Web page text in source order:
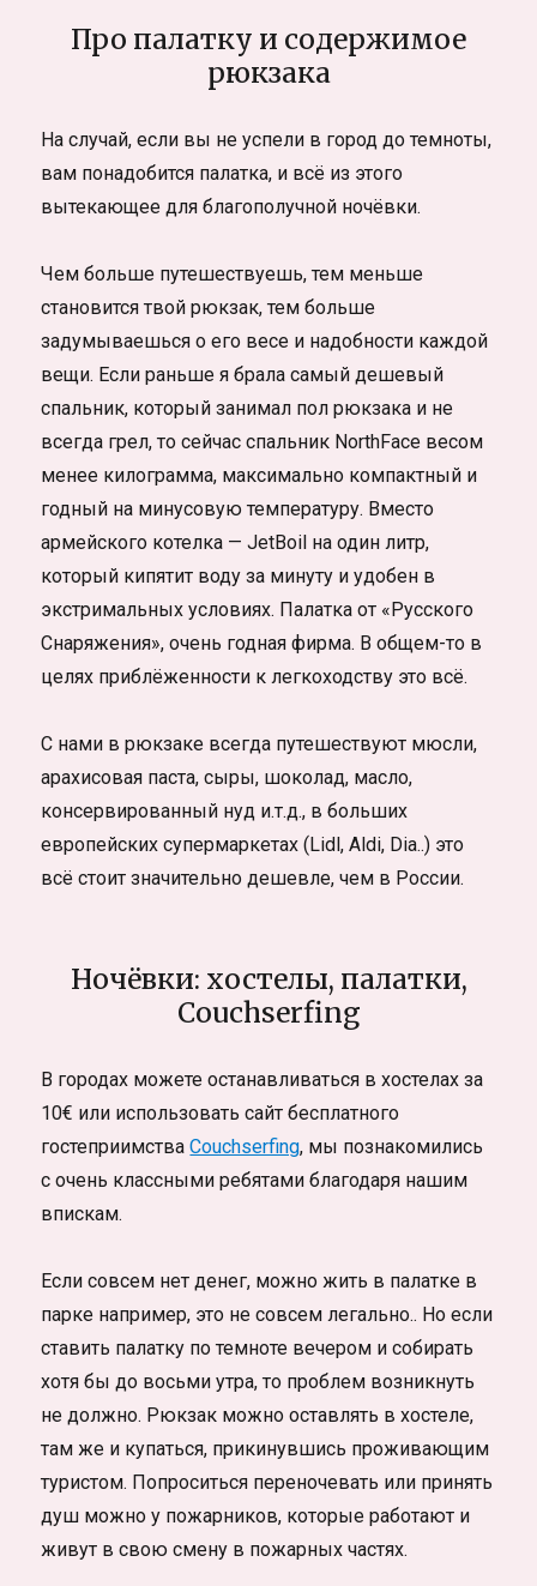
Про палатку и содержимое
рюкзака
На случай, если вы не успели в город до темноты,
вам понадобится палатка, и всё из этого
вытекающее для благополучной ночёвки.
Чем больше путешествуешь, тем меньше
становится твой рюкзак, тем больше
задумываешься о его весе и надобности каждой
вещи. Если раньше я брала самый дешевый
спальник, который занимал пол рюкзака и не
всегда грел, то сейчас спальник NorthFace весом
менее килограмма, максимально компактный и
годный на минусовую температуру. Вместо
армейского котелка — JetBoil на один литр,
который кипятит воду за минуту и удобен в
экстримальных условиях. Палатка от «Русского
Снаряжения», очень годная фирма. В общем-то в
целях приблёженности к легкоходству это всё.
С нами в рюкзаке всегда путешествуют мюсли,
арахисовая паста, сыры, шоколад, масло,
консервированный нуд и.т.д., в больших
европейских супермаркетах (Lidl, Aldi, Dia..) это
всё стоит значительно дешевле, чем в России.
Ночёвки: хостелы, палатки,
Couchserfing
В городах можете останавливаться в хостелах за
10€ или использовать сайт бесплатного
гостеприимстваCouchserfing, мы познакомились
с очень классными ребятами благодаря нашим
впискам.
Если совсем нет денег, можно жить в палатке в
парке например, это не совсем легально.. Но если
ставить палатку по темноте вечером и собирать
хотя бы до восьми утра, то проблем возникнуть
не должно. Рюкзак можно оставлять в хостеле,
там же и купаться, прикинувшись проживающим
туристом. Попроситься переночевать или принять
душ можно у пожарников, которые работают и
живут в свою смену в пожарных частях.